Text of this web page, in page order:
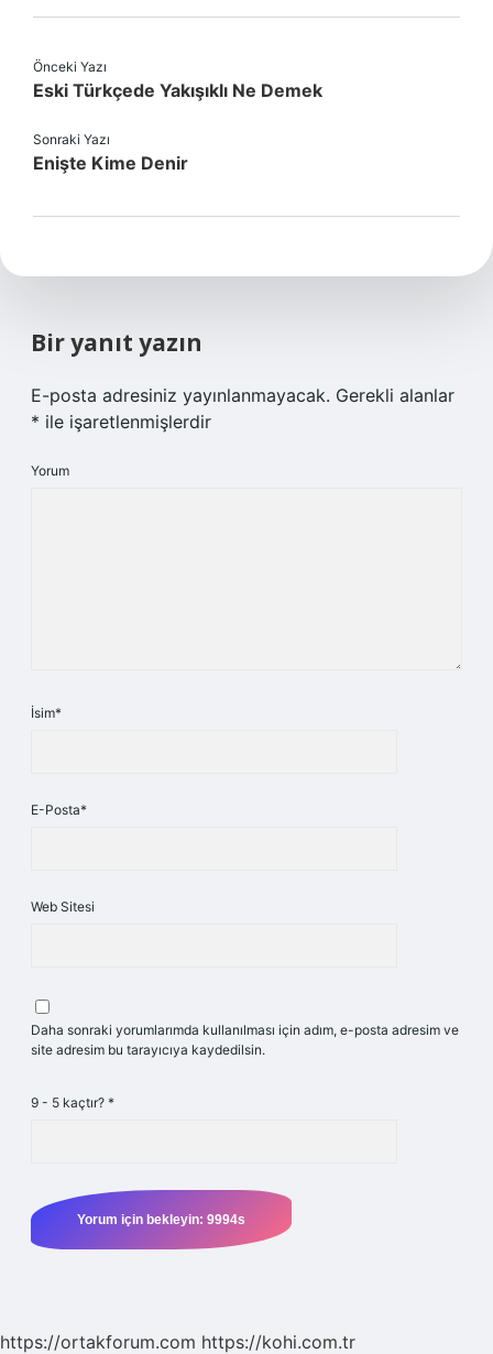
Önceki Yazı
Eski Türkçede Yakışıklı Ne Demek
Sonraki Yazı
Enişte Kime Denir
Bir yanıt yazın
E-posta adresiniz yayınlanmayacak. Gerekli alanlar
* ile işaretlenmişlerdir
Yorum
İsim*
E-Posta*
Web Sitesi
Daha sonraki yorumlarımda kullanılması için adım, e-posta adresim ve
site adresim bu tarayıcıya kaydedilsin.
9 - 5 kaçtır? *
https://ortakforum.com https://kohi.com.tr